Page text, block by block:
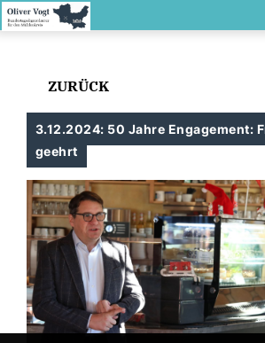
ZURÜCK
3.12.2024: 50 Jahre Engagement:
geehrt